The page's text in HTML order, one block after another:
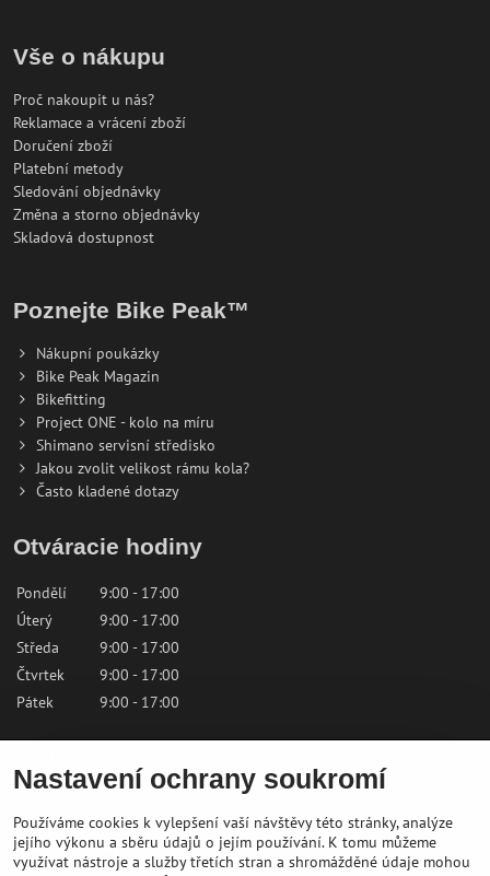
Vše o nákupu
Proč nakoupit u nás?
Reklamace a vrácení zboží
Doručení zboží
Platební metody
Sledování objednávky
Změna a storno objednávky
Skladová dostupnost
Poznejte Bike Peak™
Nákupní poukázky
Bike Peak Magazin
Bikefitting
Project ONE - kolo na míru
Shimano servisní středisko
Jakou zvolit velikost rámu kola?
Často kladené dotazy
Otváracie hodiny
Pondělí
9:00 - 17:00
Úterý
9:00 - 17:00
Středa
9:00 - 17:00
Čtvrtek
9:00 - 17:00
Pátek
9:00 - 17:00
Neděle
Zavřeno
Kontaktujte nás
Nastavení ochrany soukromí
Používáme cookies k vylepšení vaší návštěvy této stránky, analýze
jejího výkonu a sběru údajů o jejím používání. K tomu můžeme
využívat nástroje a služby třetích stran a shromážděné údaje mohou